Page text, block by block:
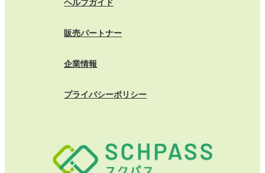
ヘルプガイド
販売パートナー
企業情報
プライバシーポリシー